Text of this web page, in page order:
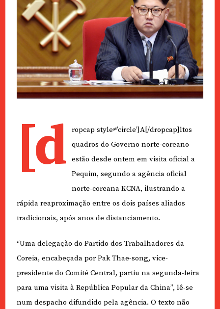
[d
ropcap style≠’circle’]A[/dropcap]ltos
quadros do Governo norte-coreano
estão desde ontem em visita oficial a
Pequim, segundo a agência oficial
norte-coreana KCNA, ilustrando a
rápida reaproximação entre os dois países aliados
tradicionais, após anos de distanciamento.
“Uma delegação do Partido dos Trabalhadores da
Coreia, encabeçada por Pak Thae-song, vice-
presidente do Comité Central, partiu na segunda-feira
para uma visita à República Popular da China”, lê-se
num despacho difundido pela agência. O texto não